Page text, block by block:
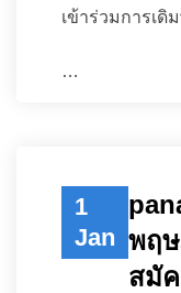
เข้าร่วมการเ
…
1
Jan พฤ
สมั